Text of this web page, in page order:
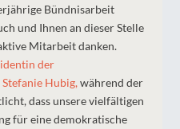
Bündnisarbeit
und Ihnen an dieser Stelle
Mitarbeit danken.
der
Hubig,während der
dass unsere vielfältigen
für eine demokratische